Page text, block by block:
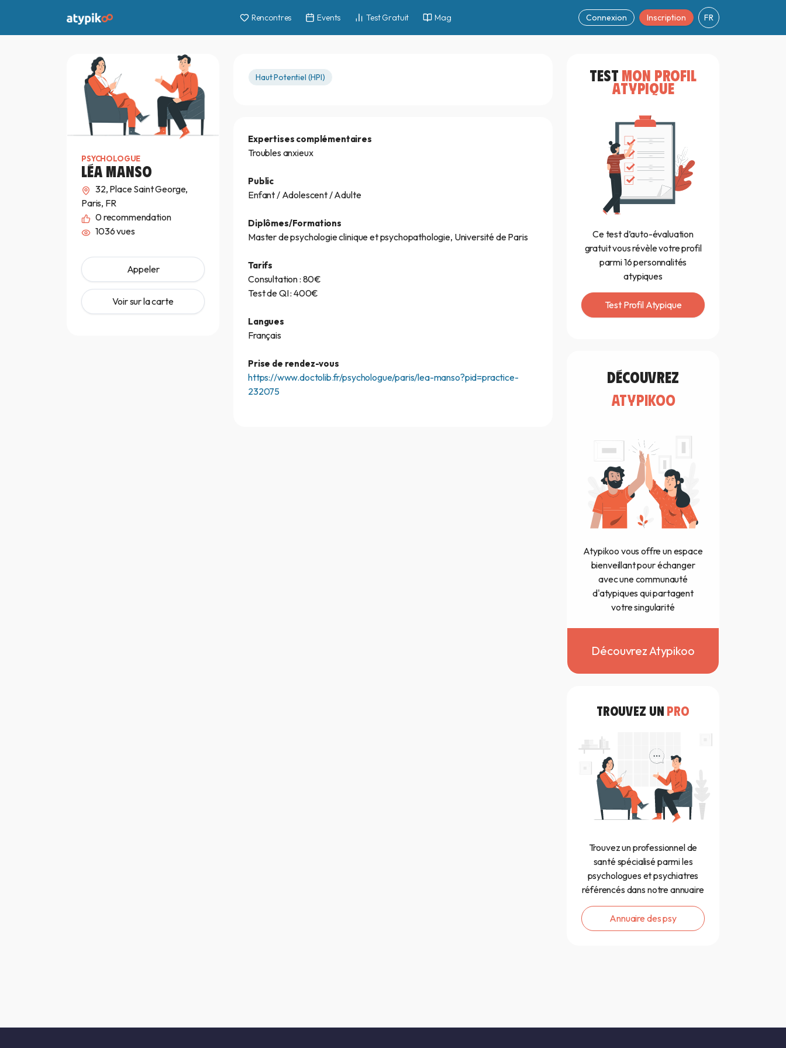
Connexion Inscription FR
Rencontres Events Test Gratuit Mag
PSYCHOLOGUE
LÉA MANSO
32, Place Saint George,
Paris, FR
0recommendation
1036 vues
Appeler
Voir sur la carte
Haut Potentiel (HPI)
Expertises complémentaires
Troubles anxieux
Public
Enfant / Adolescent / Adulte
Diplômes/Formations
Master de psychologie clinique et psychopathologie, Université de Paris
Tarifs
Consultation : 80€
Test de QI : 400€
Langues
Français
Prise de rendez-vous
https://www.doctolib.fr/psychologue/paris/lea-manso?pid=practice-
232075
TEST MON PROFIL
ATYPIQUE
Ce test d’auto-évaluation
gratuit vous révèle votre profil
parmi 16 personnalités
atypiques
Test Profil Atypique
découvrez
atypikoo
Atypikoo vous offre un espace
bienveillant pour échanger
avec une communauté
d'atypiques qui partagent
votre singularité
Découvrez Atypikoo
TROUVEZ UN PRO
Trouvez un professionnel de
santé spécialisé parmi les
psychologues et psychiatres
référencés dans notre annuaire
Annuaire des psy